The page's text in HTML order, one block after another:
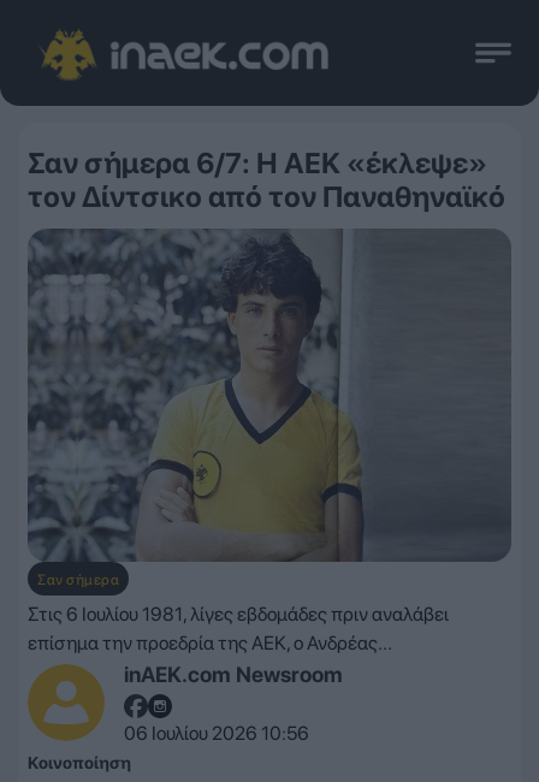
Σαν σήμερα 6/7: Η ΑΕΚ «έκλεψε»
τον Δίντσικο από τον Παναθηναϊκό
Σαν σήμερα
inAEK.com Newsroom
06 Ιουλίου 2026 10:56
Στις 6 Ιουλίου 1981, λίγες εβδομάδες πριν αναλάβει
επίσημα την προεδρία της ΑΕΚ, ο Ανδρέας...
Κοινοποίηση